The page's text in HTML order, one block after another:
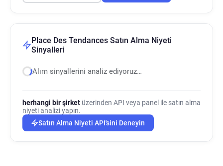
Place Des Tendances Satın Alma Niyeti
Sinyalleri
Alım sinyallerini analiz ediyoruz…
herhangi bir şirket üzerinden API veya panel ile satın alma
niyeti analizi yapın.
Satın Alma Niyeti API'sini Deneyin